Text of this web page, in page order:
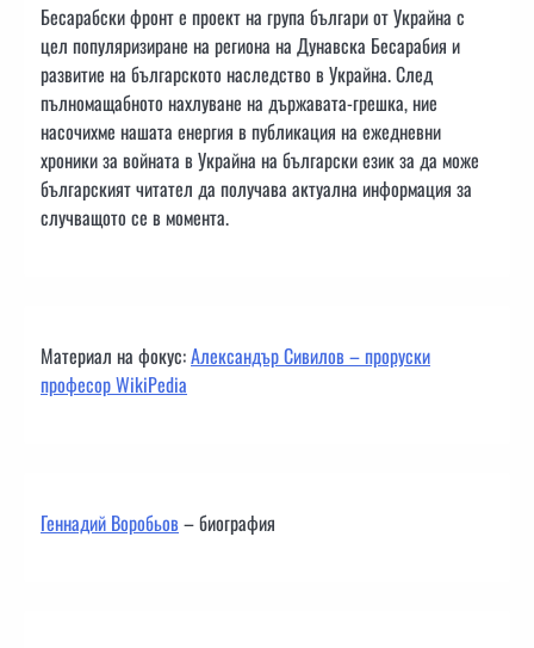
Бесарабски фронт е проект на група българи от Украйна с
цел популяризиране на региона на Дунавска Бесарабия и
развитие на българското наследство в Украйна. След
пълномащабното нахлуване на държавата-грешка, ние
насочихме нашата енергия в публикация на ежедневни
хроники за войната в Украйна на български език за да може
българският читател да получава актуална информация за
случващото се в момента.
Материал на фокус:Александър Сивилов – проруски
професор WikiPedia
Геннадий Воробьов– биография